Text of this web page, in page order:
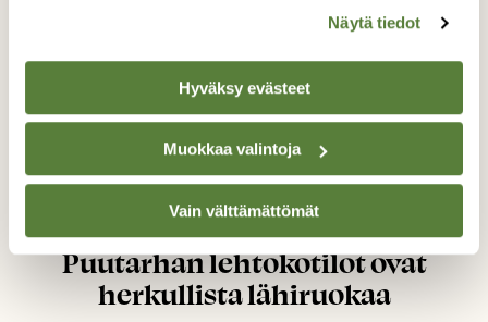
Näytä tiedot
Hyväksy evästeet
Muokkaa valintoja
Vain välttämättömät
Puutarhan lehtokotilot ovat
herkullista lähiruokaa